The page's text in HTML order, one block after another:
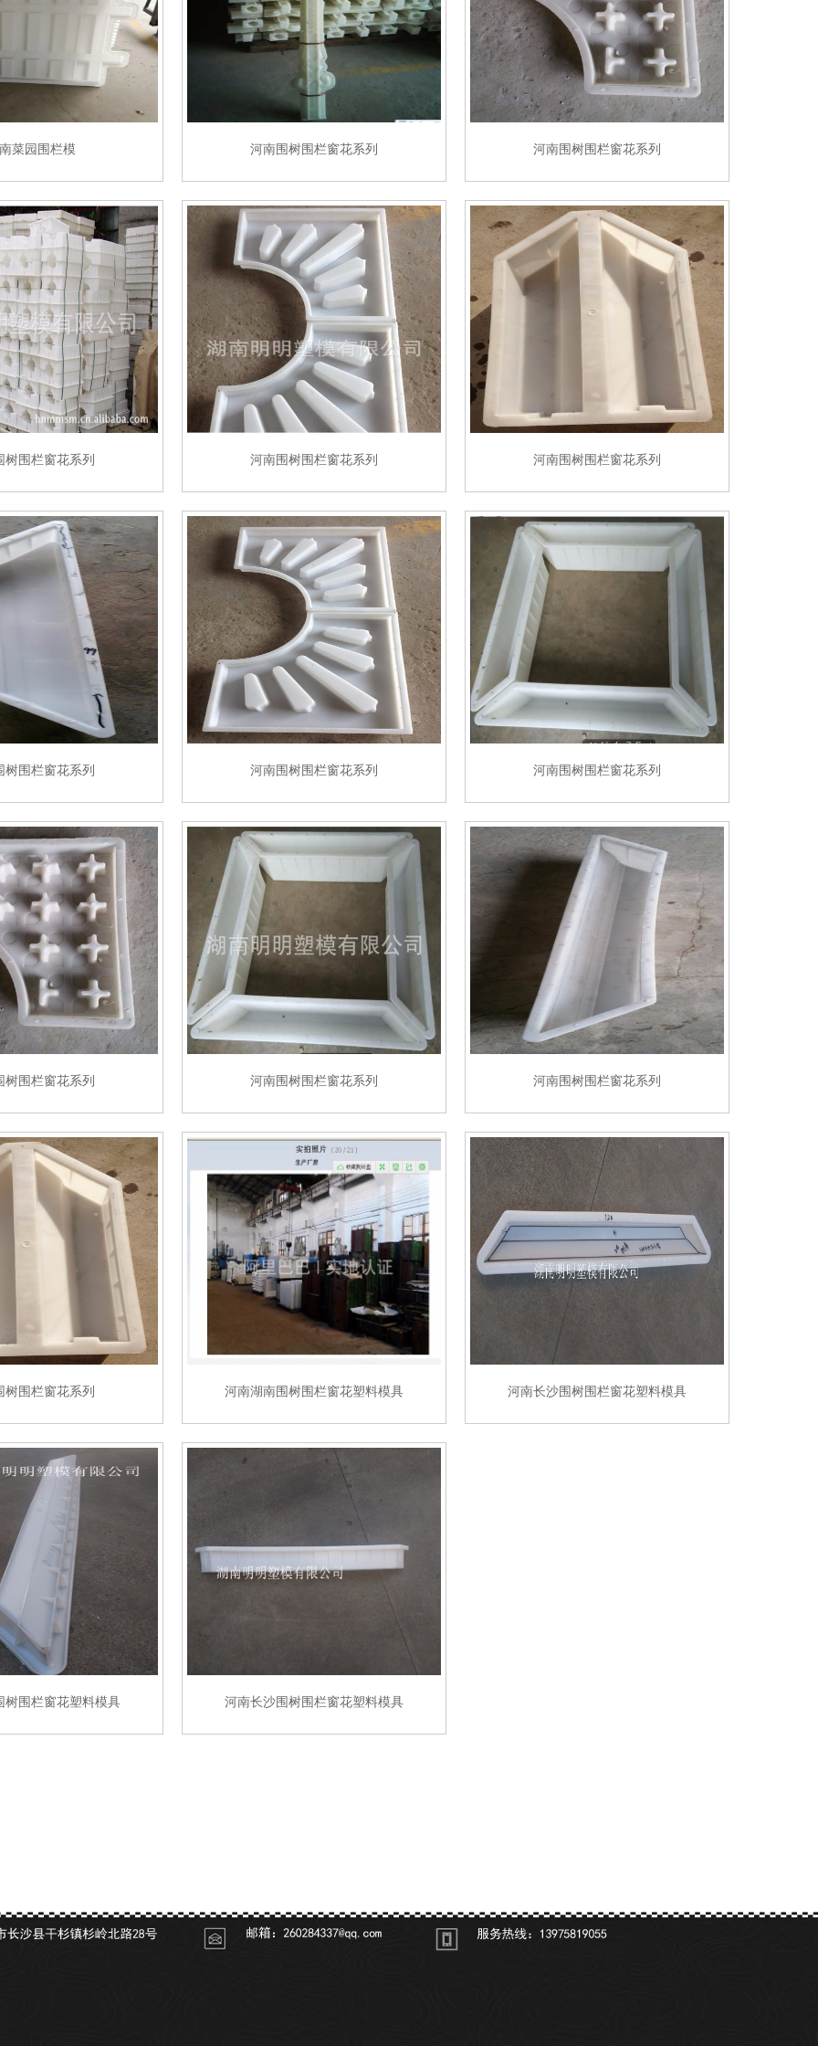
菜园围栏模 河南围树围栏窗花系列 河南围树围栏窗花系列
树围栏窗花系列 河南围树围栏窗花系列 河南围树围栏窗花系列
树围栏窗花系列 河南围树围栏窗花系列 河南围树围栏窗花系列
树围栏窗花系列 河南围树围栏窗花系列 河南围树围栏窗花系列
树围栏窗花系列 河南湖南围树围栏窗花塑料模具 河南长沙围树围栏窗花塑料模具
树围栏窗花塑料模具 河南长沙围树围栏窗花塑料模具